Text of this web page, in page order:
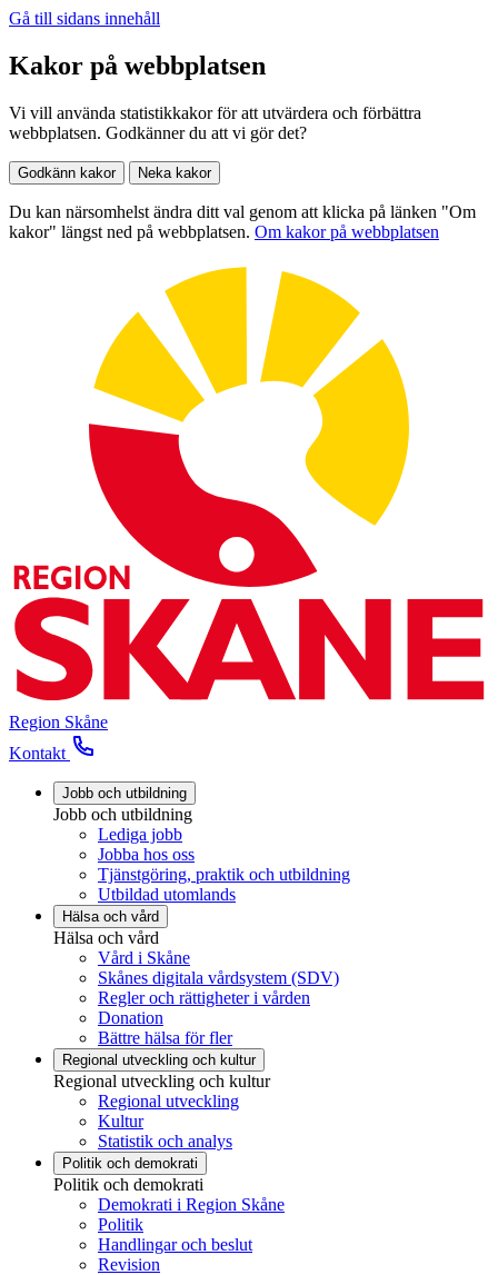
Gå till sidans innehåll
Kakor på webbplatsen
Vi vill använda statistikkakor för att utvärdera och förbättra
webbplatsen. Godkänner du att vi gör det?
Godkänn kakor Neka kakor
Du kan närsomhelst ändra ditt val genom att klicka på länken "Om
kakor" längst ned på webbplatsen. Om kakor på webbplatsen
Region Skåne
Kontakt
Jobb och utbildning
Jobb och utbildning
Lediga jobb
Jobba hos oss
Tjänstgöring, praktik och utbildning
Utbildad utomlands
Hälsa och vård
Hälsa och vård
Vård i Skåne
Skånes digitala vårdsystem (SDV)
Regler och rättigheter i vården
Donation
Bättre hälsa för fler
Regional utveckling och kultur
Regional utveckling och kultur
Regional utveckling
Kultur
Statistik och analys
Politik och demokrati
Politik och demokrati
Demokrati i Region Skåne
Politik
Handlingar och beslut
Revision